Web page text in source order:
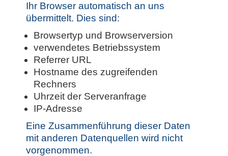
Ihr Browser automatisch an uns
übermittelt. Dies sind:
Browsertyp und Browserversion
verwendetes Betriebssystem
Referrer URL
Hostname des zugreifenden
Rechners
Uhrzeit der Serveranfrage
IP-Adresse
Eine Zusammenführung dieser Daten
mit anderen Datenquellen wird nicht
vorgenommen.